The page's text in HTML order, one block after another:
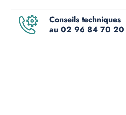
Conseils techniques
au 02 96 84 70 20